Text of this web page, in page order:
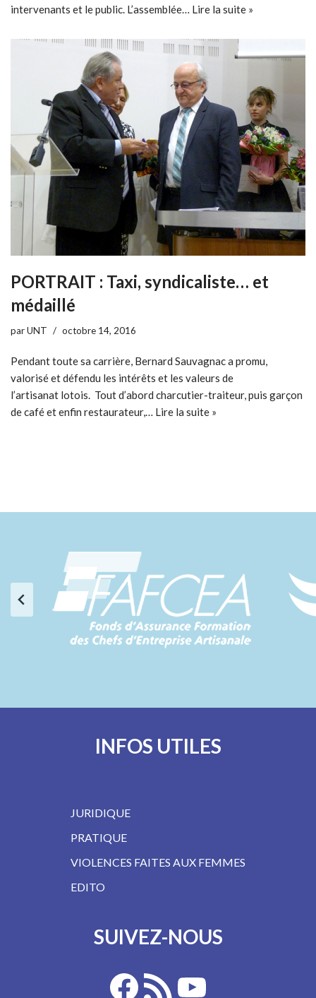
intervenants et le public. L’assemblée… Lire la suite »
PORTRAIT : Taxi, syndicaliste… et
médaillé
parUNT octobre 14, 2016
Pendant toute sa carrière, Bernard Sauvagnac a promu,
valorisé et défendu les intérêts et les valeurs de
l’artisanat lotois. Tout d’abord charcutier-traiteur, puis garçon
de café et enfin restaurateur,… Lire la suite »
INFOS UTILES
JURIDIQUE
PRATIQUE
VIOLENCES FAITES AUX FEMMES
EDITO
SUIVEZ-NOUS